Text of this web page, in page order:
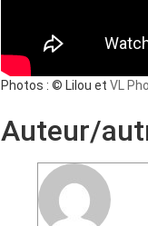
Photos : © Lilou etVL
Auteur/